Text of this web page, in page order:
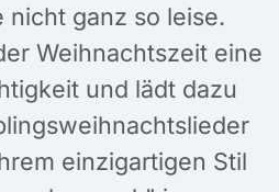
nicht ganz so leise.
Weihnachtszeit eine
und lädt dazu
einzigartigen Stil